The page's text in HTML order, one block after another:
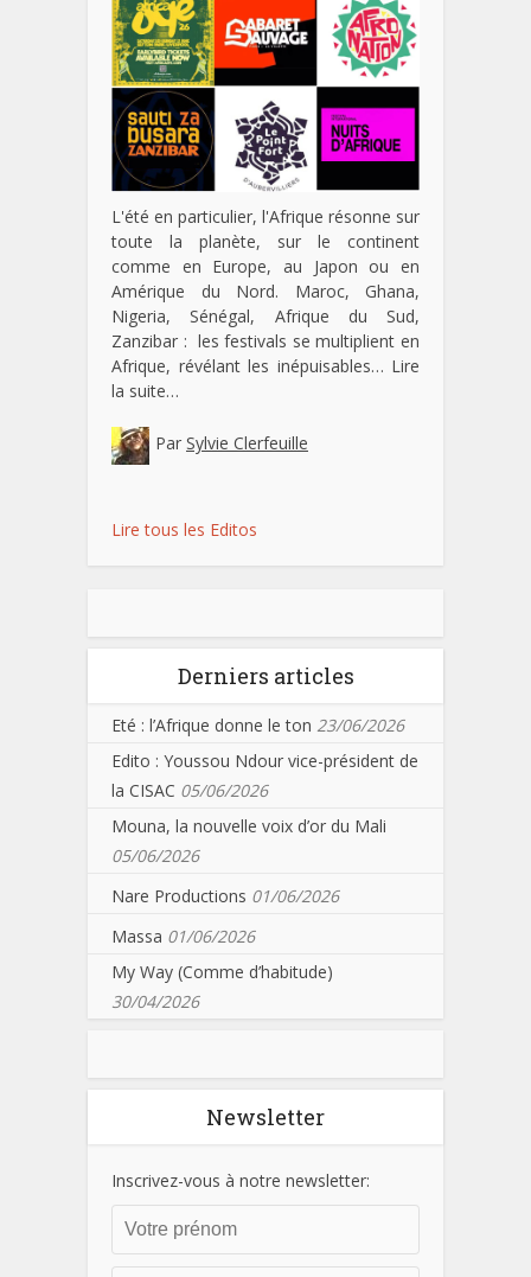
L'été en particulier, l'Afrique résonne sur
toute la planète, sur le continent
comme en Europe, au Japon ou en
Amérique du Nord. Maroc, Ghana,
Nigeria, Sénégal, Afrique du Sud,
Zanzibar : les festivals se multiplient en
Afrique, révélant les inépuisables… Lire
la suite…
Par Sylvie Clerfeuille
Lire tous les Editos
Derniers articles
Eté : l’Afrique donne le ton 23/06/2026
Edito : Youssou Ndour vice-président de
la CISAC 05/06/2026
Mouna, la nouvelle voix d’or du Mali
05/06/2026
Nare Productions 01/06/2026
Massa 01/06/2026
My Way (Comme d’habitude)
30/04/2026
Newsletter
Inscrivez-vous à notre newsletter: